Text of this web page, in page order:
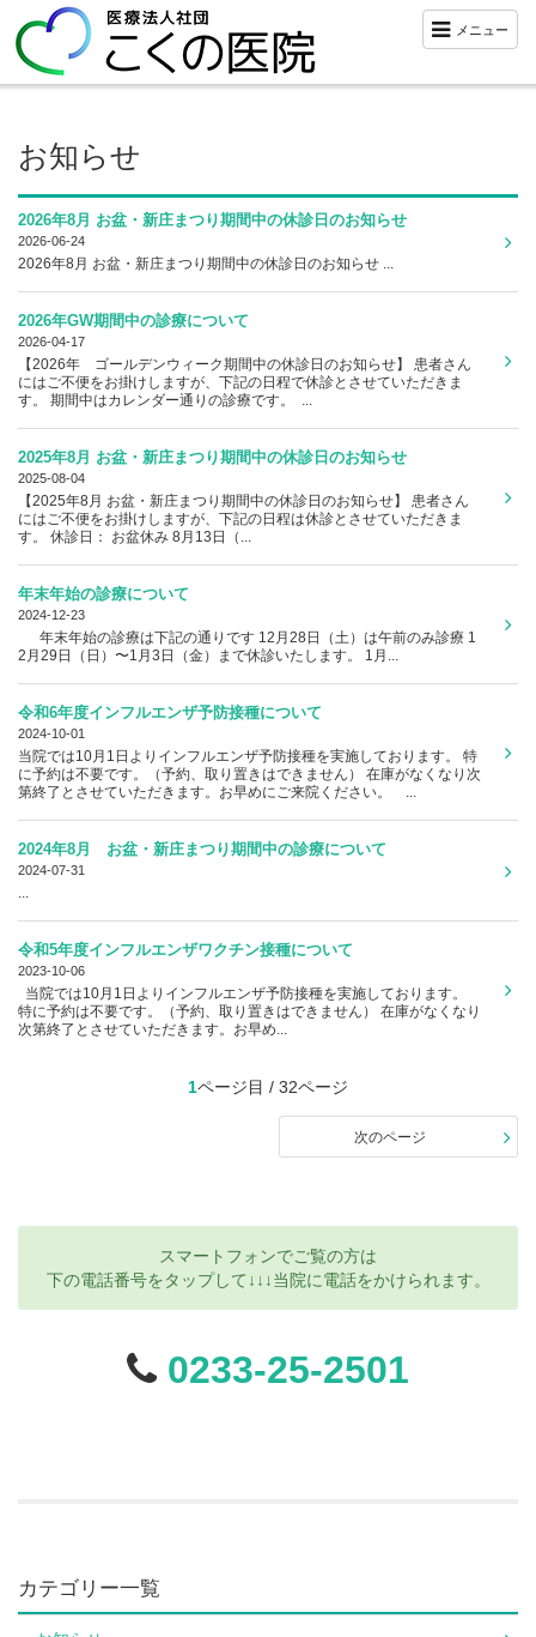
メニュー
お知らせ
2026年8月 お盆・新庄まつり期間中の休診日のお知らせ
2026-06-24
2026年8月 お盆・新庄まつり期間中の休診日のお知らせ ...
2026年GW期間中の診療について
2026-04-17
【2026年 ゴールデンウィーク期間中の休診日のお知らせ】 患者さん
にはご不便をお掛けしますが、下記の日程で休診とさせていただきま
す。 期間中はカレンダー通りの診療です。 ...
2025年8月 お盆・新庄まつり期間中の休診日のお知らせ
2025-08-04
【2025年8月 お盆・新庄まつり期間中の休診日のお知らせ】 患者さん
にはご不便をお掛けしますが、下記の日程は休診とさせていただきま
す。 休診日： お盆休み 8月13日（...
年末年始の診療について
2024-12-23
年末年始の診療は下記の通りです 12月28日（土）は午前のみ診療 1
2月29日（日）〜1月3日（金）まで休診いたします。 1月...
令和6年度インフルエンザ予防接種について
2024-10-01
当院では10月1日よりインフルエンザ予防接種を実施しております。 特
に予約は不要です。（予約、取り置きはできません） 在庫がなくなり次
第終了とさせていただきます。お早めにご来院ください。 ...
2024年8月 お盆・新庄まつり期間中の診療について
2024-07-31
...
令和5年度インフルエンザワクチン接種について
2023-10-06
当院では10月1日よりインフルエンザ予防接種を実施しております。
特に予約は不要です。（予約、取り置きはできません） 在庫がなくなり
次第終了とさせていただきます。お早め...
1ページ目 / 32ページ
次のページ
スマートフォンでご覧の方は
下の電話番号をタップして↓↓↓当院に電話をかけられます。
0233-25-2501
カテゴリー一覧